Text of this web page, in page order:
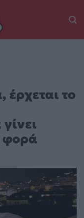
το
φορά